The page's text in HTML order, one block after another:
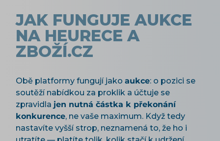
JAK FUNGUJE AUKCE
NA HEURECE A
ZBOŽÍ.CZ
Obě platformy fungují jako aukce: o pozici se
soutěží nabídkou za proklik a účtuje se
zpravidla jen nutná částka k překonání
konkurence, ne vaše maximum. Když tedy
nastavíte vyšší strop, neznamená to, že ho i